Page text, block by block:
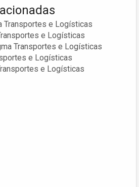
Transportes e Logísticas
e Logísticas
Transportes e Logísticas
e Logísticas
e Logísticas